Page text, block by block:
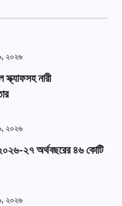
২০২৬
নারী
২০২৬
২৭ অর্থবছরের ৪৬ কোটি
২০২৬